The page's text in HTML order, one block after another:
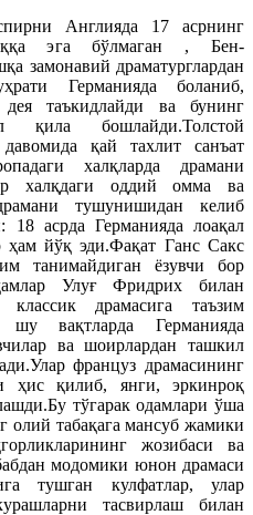
Англияда 17 асрнинг
эга бўлмаган , Бен-
замонавий драматурглардан
Германияда боланиб,
таъкидлайди ва бунинг
қила бошлайди.Толстой
қай тахлит санъат
халқларда драмани
халқдаги оддий омма ва
тушунишидан келиб
18 асрда Германияда лоақал
ҳам йўқ эди.Фақат Ганс Сакс
танимайдиган ёзувчи бор
Улуғ Фридрих билан
драмасига таъзим
шу вақтларда Германияда
ва шоирлардан ташкил
француз драмасининг
ҳис қилиб, янги, эркинроқ
тўгарак одамлари ўша
олий табақага мансуб жамики
жозибаси ва
модомики юнон драмаси
тушган кулфатлар, улар
тасвирлаш билан